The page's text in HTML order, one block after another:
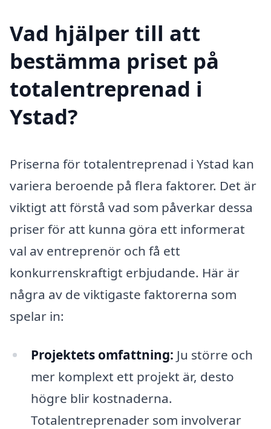
Vad hjälper till att
bestämma priset på
totalentreprenad i
Ystad?
Priserna för totalentreprenad i Ystad kan
variera beroende på flera faktorer. Det är
viktigt att förstå vad som påverkar dessa
priser för att kunna göra ett informerat
val av entreprenör och få ett
konkurrenskraftigt erbjudande. Här är
några av de viktigaste faktorerna som
spelar in:
Projektets omfattning: Ju större och
mer komplext ett projekt är, desto
högre blir kostnaderna.
Totalentreprenader som involverar